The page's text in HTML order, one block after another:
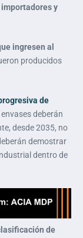
y
ingresen al
producidos
de
deberán
desde 2035, no
demostrar
dentro de
de